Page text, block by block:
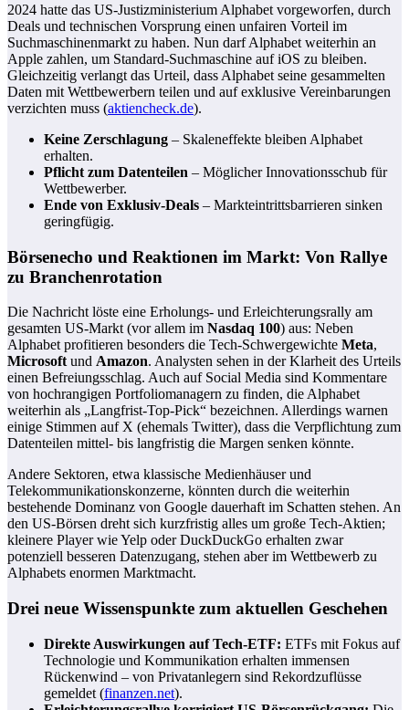
2024 hatte das US-Justizministerium Alphabet vorgeworfen, durch
Deals und technischen Vorsprung einen unfairen Vorteil im
Suchmaschinenmarkt zu haben. Nun darf Alphabet weiterhin an
Apple zahlen, um Standard-Suchmaschine auf iOS zu bleiben.
Gleichzeitig verlangt das Urteil, dass Alphabet seine gesammelten
Daten mit Wettbewerbern teilen und auf exklusive Vereinbarungen
verzichten muss (aktiencheck.de).
Keine Zerschlagung – Skaleneffekte bleiben Alphabet
erhalten.
Pflicht zum Datenteilen – Möglicher Innovationsschub für
Wettbewerber.
Ende von Exklusiv-Deals – Markteintrittsbarrieren sinken
geringfügig.
Börsenecho und Reaktionen im Markt: Von Rallye
zu Branchenrotation
Die Nachricht löste eine Erholungs- und Erleichterungsrally am
gesamten US-Markt (vor allem im Nasdaq 100) aus: Neben
Alphabet profitieren besonders die Tech-Schwergewichte Meta,
Microsoft und Amazon. Analysten sehen in der Klarheit des Urteils
einen Befreiungsschlag. Auch auf Social Media sind Kommentare
von hochrangigen Portfoliomanagern zu finden, die Alphabet
weiterhin als „Langfrist-Top-Pick“ bezeichnen. Allerdings warnen
einige Stimmen auf X (ehemals Twitter), dass die Verpflichtung zum
Datenteilen mittel- bis langfristig die Margen senken könnte.
Andere Sektoren, etwa klassische Medienhäuser und
Telekommunikationskonzerne, könnten durch die weiterhin
bestehende Dominanz von Google dauerhaft im Schatten stehen. An
den US-Börsen dreht sich kurzfristig alles um große Tech-Aktien;
kleinere Player wie Yelp oder DuckDuckGo erhalten zwar
potenziell besseren Datenzugang, stehen aber im Wettbewerb zu
Alphabets enormen Marktmacht.
Drei neue Wissenspunkte zum aktuellen Geschehen
Direkte Auswirkungen auf Tech-ETF: ETFs mit Fokus auf
Technologie und Kommunikation erhalten immensen
Rückenwind – von Privatanlegern sind Rekordzuflüsse
gemeldet (finanzen.net).